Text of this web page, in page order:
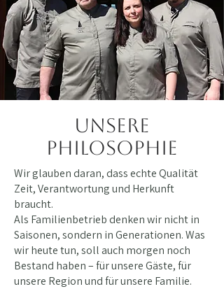
Unsere
philosophie
Wir glauben daran, dass echte Qualität
Zeit, Verantwortung und Herkunft
braucht.
Als Familienbetrieb denken wir nicht in
Saisonen, sondern in Generationen. Was
wir heute tun, soll auch morgen noch
Bestand haben – für unsere Gäste, für
unsere Region und für unsere Familie.